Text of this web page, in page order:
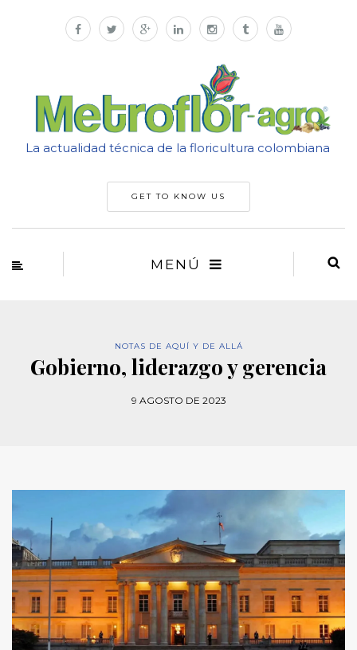
La actualidad técnica de la floricultura colombiana
GET TO KNOW US
MENÚ
NOTAS DE AQUÍ Y DE ALLÁ
Gobierno, liderazgo y gerencia
9 AGOSTO DE 2023